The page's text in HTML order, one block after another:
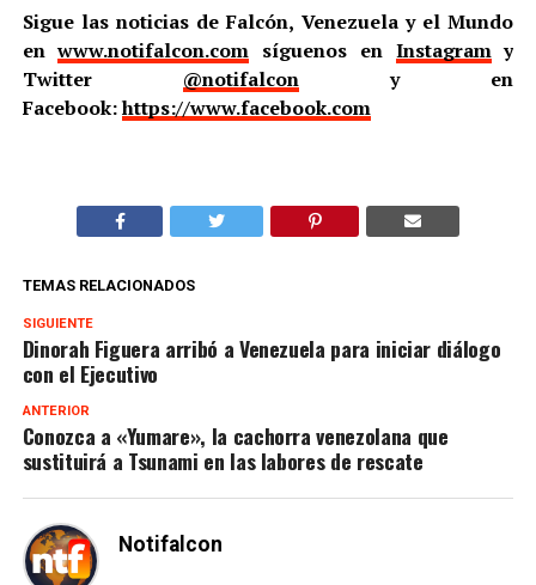
Sigue las noticias de Falcón, Venezuela y el Mundo
enwww.notifalcon.com síguenos en Instagramy
Twitter @notifalcony en
Facebook:https://www.facebook.com
TEMAS RELACIONADOS
SIGUIENTE
Dinorah Figuera arribó a Venezuela para iniciar diálogo
con el Ejecutivo
ANTERIOR
Conozca a «Yumare», la cachorra venezolana que
sustituirá a Tsunami en las labores de rescate
Notifalcon